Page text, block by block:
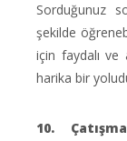
Sorduğunuz
şekilde
için faydalı ve
harika bir
10.